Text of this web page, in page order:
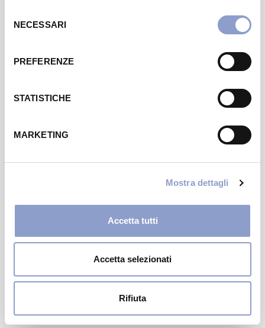
delNECESSARI
PREFERENZE
STATISTICHE
MARKETING
Mostra dettagli
Accetta tutti
Accetta selezionati
Rifiuta
EVENTO
DAL 10 AL 12 LUGLIO
EVENTO
Un’estate al sapore di SALDI